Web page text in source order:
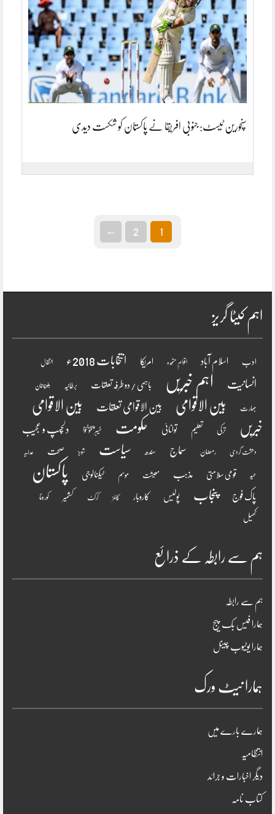
سنچورین ٹیسٹ: جنوبی افریقا نے پاکستان کو شکست دیدی
1
2
←
اہم کیٹا گریز
ادب اسلام آباد اقوامِ متحدہ امریکا انتخابات 2018ء انتقال
انسانیت اہم خبریں باہمی / دو طرفہ تعلقات برطانیہ بلوچستان
بھارت بین الاقوامی بین الاقوامی تعلقات
بین الاقوامی
خبریں
ترکی تعلیم توانائی حکومت خیبر پختونخوا دلچسپ و عجیب
دھشت گردی رمضان سماج سندھ سیاست شوبز صحت عدلیہ
عید قومی سلامتی مذہب معیشت موسم ٹیکنالوجی پاکستان
پاک فوج پنجاب پولیس کاروبار کالمز کرکٹ کشمیر کورونا
کھیل
ہم سے رابطہ کے ذرائع
ہم سے رابطہ
ہمارا فیس بک پیج
ہمارا یوٹیوب چینل
ہمارا نیٹ ورک
ہمارے بارے میں
انتظامیہ
دیگر اخبارات و جرائد
کتاب نامہ